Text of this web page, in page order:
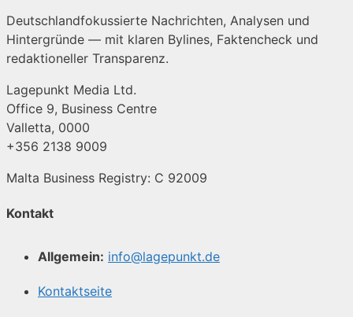
Deutschlandfokussierte Nachrichten, Analysen und
Hintergründe — mit klaren Bylines, Faktencheck und
redaktioneller Transparenz.
Lagepunkt Media Ltd.
Office 9, Business Centre
Valletta, 0000
+356 2138 9009
Malta Business Registry: C 92009
Kontakt
Allgemein: info@lagepunkt.de
Kontaktseite